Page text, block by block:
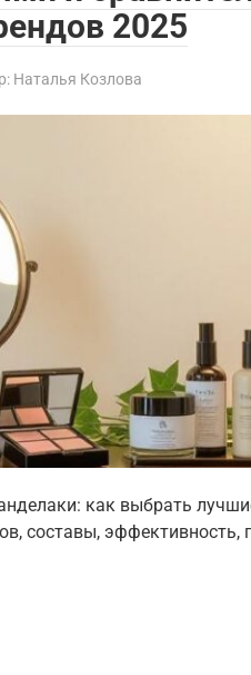
2025
Наталья Козлова
как выбрать
составы, эффективность,